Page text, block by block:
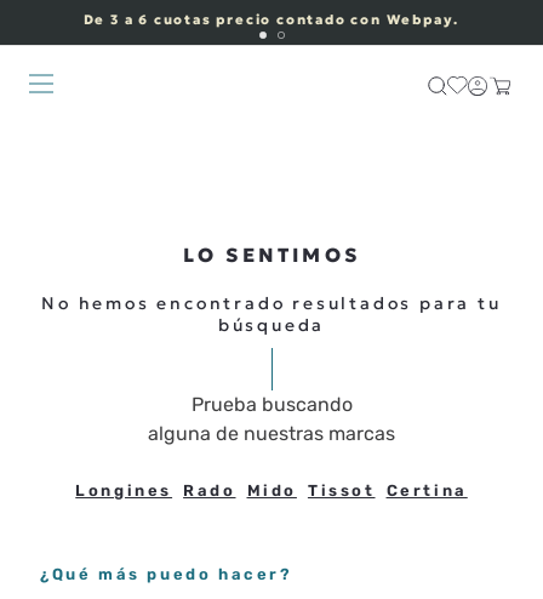
De 3 a 6 cuotas precio contado con Webpay.
LO SENTIMOS
No hemos encontrado resultados para tu
búsqueda
Prueba buscando
alguna de nuestras marcas
Longines Rado Mido Tissot Certina
¿Qué más puedo hacer?